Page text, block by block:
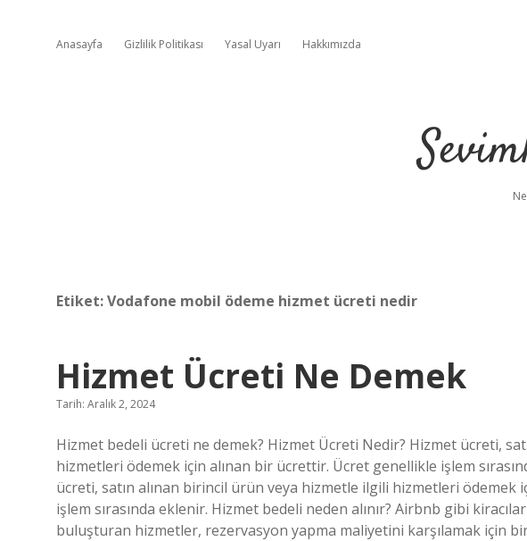
Anasayfa Gizlilik Politikası Yasal Uyarı Hakkımızda
Etiket:Vodafone mobil ödeme hizmet ücreti nedir
Hizmet Ücreti Ne Demek
Tarih: Aralık 2, 2024
Hizmet bedeli ücreti ne demek? Hizmet Ücreti Nedir? Hizmet ücreti,
hizmetleri ödemek için alınan bir ücrettir. Ücret genellikle işlem
ücreti, satın alınan birincil ürün veya hizmetle ilgili hizmetleri ödemek
işlem sırasında eklenir. Hizmet bedeli neden alınır? Airbnb gibi
buluşturan hizmetler, rezervasyon yapma maliyetini karşılamak için